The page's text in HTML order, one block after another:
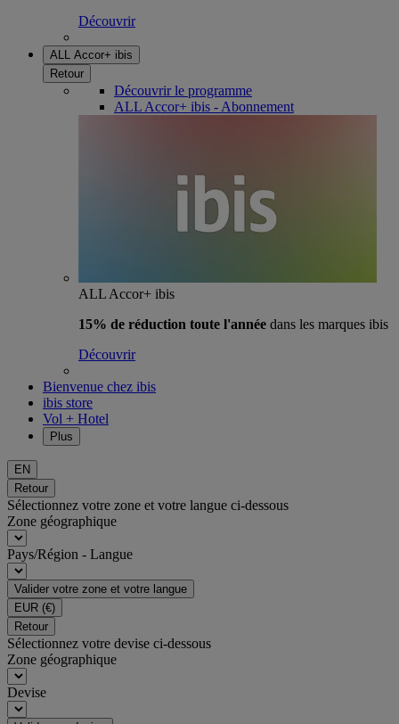
Découvrir
ALL Accor+ ibis
Retour
Découvrir le programme
ALL Accor+ ibis - Abonnement
ALL Accor+ ibis
15% de réduction toute l'année dans les marques ibis
Découvrir
Bienvenue chez ibis
ibis store
Vol + Hotel
Plus
EN
Retour
Sélectionnez votre zone et votre langue ci-dessous
Zone géographique
Pays/Région - Langue
Valider votre zone et votre langue
EUR (€)
Retour
Sélectionnez votre devise ci-dessous
Zone géographique
Devise